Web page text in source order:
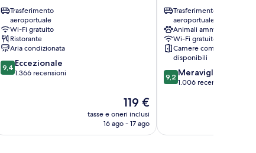
di
Venezia
Trasferimento
aeroportuale
Wi-Fi gratuito
Ristorante
Aria condizionata
9.4
su
9,4 Eccezionale
1.366 recensioni
Il
prezzo
attuale
119 €
tasse e oneri inclusi
16 ago - 17 ago
Centro
Venezia
Trasferimento
aeroportuale
Animali ammessi
Wi-Fi gratuito
Camere comunicanti
disponibili
9.2
su
9,2 Meraviglioso
1.006 recensioni